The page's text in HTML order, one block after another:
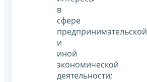
в
сфере
предпринимательской
и
иной
экономической
деятельности;